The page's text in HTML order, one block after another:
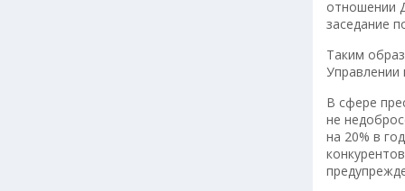
отношении
заседание
Таким
Управлении
В сфере
не
на 20% в